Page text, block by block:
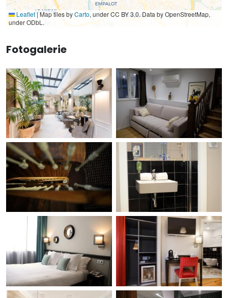
Leaflet|Map tiles byCarto, under CC BY 3.0. Data by OpenStreetMap,
under ODbL.
Fotogalerie